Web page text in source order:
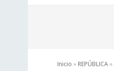
Inicio » REPÚBLICA»